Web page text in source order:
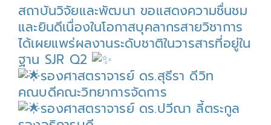
สถาบันวิจัยและพัฒนา ขอแสดงความชื่นชม
และยินดีเนื่องในโอกาสบุคลากรสายวิชาการ
ได้เผยแพร่ผลงานระดับชาติในวารสารที่อยู่ใน
ฐาน SJR Q2
รองศาสตราจารย์ ดร.สุธีรา ดีวิท
คณบดีคณะวิทยาการจัดการ
รองศาสตราจารย์ ดร.ปวีณา ลี้ตระกูล